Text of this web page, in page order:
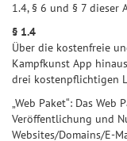
1.4, § 6 und § 7 dieser
§ 1.4
Über die kostenfreie
Kampfkunst App
drei kostenpflichtigen
„Web Paket“: Das
Veröffentlichung und
Websites/Domains/E-